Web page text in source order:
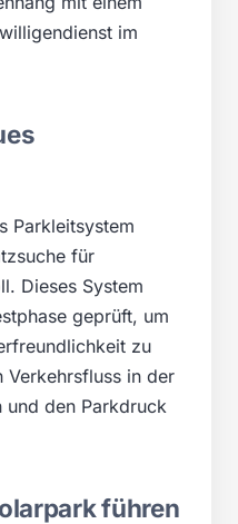
im
Parkleitsystem
für
Dieses System
geprüft, um
zu
Verkehrsfluss in der
und den Parkdruck
führen